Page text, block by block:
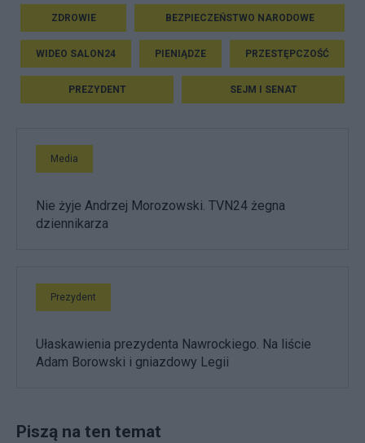
ZDROWIE BEZPIECZEŃSTWO NARODOWE
WIDEO SALON24 PIENIĄDZE PRZESTĘPCZOŚĆ
PREZYDENT SEJM I SENAT
Media
Nie żyje Andrzej Morozowski. TVN24 żegna
dziennikarza
Prezydent
Ułaskawienia prezydenta Nawrockiego. Na liście
Adam Borowski i gniazdowy Legii
Piszą na ten temat